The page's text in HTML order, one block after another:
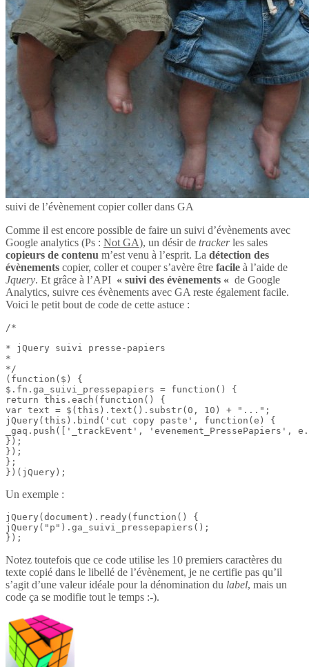
suivi de l’évènement copier coller dans GA
Comme il est encore possible de faire un suivi d’évènements avec
Google analytics (Ps : Not GA), un désir de trackerles sales
copieurs de contenu m’est venu à l’esprit. La détection des
évènements copier, coller et couper s’avère être facile à l’aide de
Jquery. Et grâce à l’API « suivi des évènements « de Google
Analytics, suivre ces évènements avec GA reste également facile.
Voici le petit bout de code de cette astuce :
/*
* jQuery suivi presse-papiers
*
*/
(function($) {
$.fn.ga_suivi_pressepapiers = function() {
return this.each(function() {
var text = $(this).text().substr(0, 10) + "...";
jQuery(this).bind('cut copy paste', function(e) {
_gaq.push(['_trackEvent', 'evenement_PressePapiers',
});
});
};
})(jQuery);
Un exemple :
jQuery(document).ready(function() {
jQuery("p").ga_suivi_pressepapiers();
});
Notez toutefois que ce code utilise les 10 premiers caractères du
texte copié dans le libellé de l’évènement, je ne certifie pas qu’il
s’agit d’une valeur idéale pour la dénomination du label, mais un
code ça se modifie tout le temps :-).